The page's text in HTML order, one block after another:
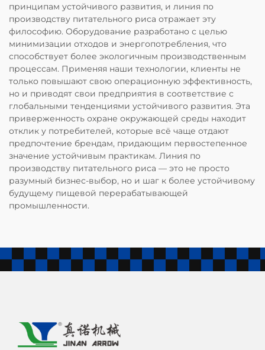
принципам устойчивого развития, и линия по
производству питательного риса отражает эту
философию. Оборудование разработано с целью
минимизации отходов и энергопотребления, что
способствует более экологичным производственным
процессам. Применяя наши технологии, клиенты не
только повышают свою операционную эффективность,
но и приводят свои предприятия в соответствие с
глобальными тенденциями устойчивого развития. Эта
приверженность охране окружающей среды находит
отклик у потребителей, которые всё чаще отдают
предпочтение брендам, придающим первостепенное
значение устойчивым практикам. Линия по
производству питательного риса — это не просто
разумный бизнес-выбор, но и шаг к более устойчивому
будущему пищевой перерабатывающей
промышленности.